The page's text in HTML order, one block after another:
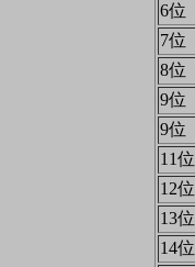
6位
7位
8位
9位
9位
11位
12位
13位
14位